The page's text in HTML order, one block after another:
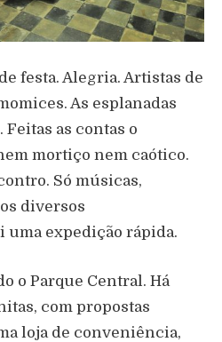
festa. Alegria. Artistas de
As esplanadas
Feitas as contas o
mortiço nem caótico.
Só músicas,
diversos
uma expedição rápida.
o Parque Central. Há
com propostas
loja de conveniência,